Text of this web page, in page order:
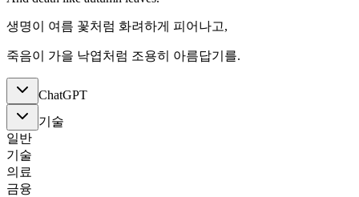
생명이 여름 꽃처럼 화려하게 피어나고,
죽음이 가을 낙엽처럼 조용히 아름답기를.
ChatGPT
기술
일반
기술
의료
금융